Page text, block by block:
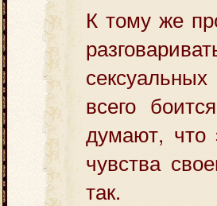
К тому же
всего
думают, что
чувства
так.